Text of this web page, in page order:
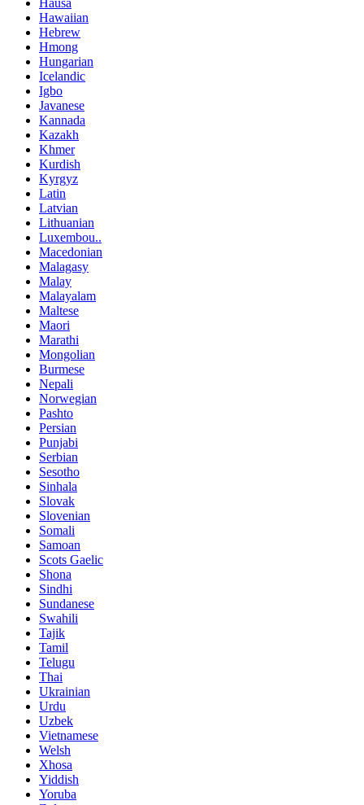
Hausa
Hawaiian
Hebrew
Hmong
Hungarian
Icelandic
Igbo
Javanese
Kannada
Kazakh
Khmer
Kurdish
Kyrgyz
Latin
Latvian
Lithuanian
Luxembou..
Macedonian
Malagasy
Malay
Malayalam
Maltese
Maori
Marathi
Mongolian
Burmese
Nepali
Norwegian
Pashto
Persian
Punjabi
Serbian
Sesotho
Sinhala
Slovak
Slovenian
Somali
Samoan
Scots Gaelic
Shona
Sindhi
Sundanese
Swahili
Tajik
Tamil
Telugu
Thai
Ukrainian
Urdu
Uzbek
Vietnamese
Welsh
Xhosa
Yiddish
Yoruba